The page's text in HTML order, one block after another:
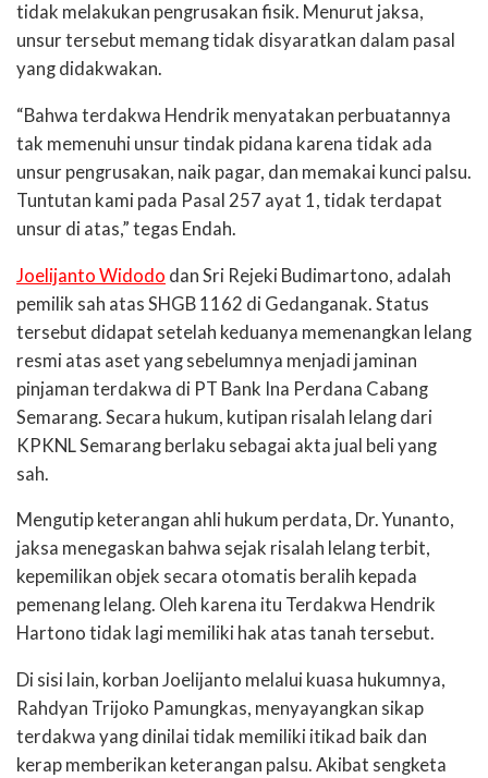
tidak melakukan pengrusakan fisik. Menurut jaksa,
unsur tersebut memang tidak disyaratkan dalam pasal
yang didakwakan.
“Bahwa terdakwa Hendrik menyatakan perbuatannya
tak memenuhi unsur tindak pidana karena tidak ada
unsur pengrusakan, naik pagar, dan memakai kunci palsu.
Tuntutan kami pada Pasal 257 ayat 1, tidak terdapat
unsur di atas,” tegas Endah.
Joelijanto Widodo dan Sri Rejeki Budimartono, adalah
pemilik sah atas SHGB 1162 di Gedanganak. Status
tersebut didapat setelah keduanya memenangkan lelang
resmi atas aset yang sebelumnya menjadi jaminan
pinjaman terdakwa di PT Bank Ina Perdana Cabang
Semarang. Secara hukum, kutipan risalah lelang dari
KPKNL Semarang berlaku sebagai akta jual beli yang
sah.
Mengutip keterangan ahli hukum perdata, Dr. Yunanto,
jaksa menegaskan bahwa sejak risalah lelang terbit,
kepemilikan objek secara otomatis beralih kepada
pemenang lelang. Oleh karena itu Terdakwa Hendrik
Hartono tidak lagi memiliki hak atas tanah tersebut.
Di sisi lain, korban Joelijanto melalui kuasa hukumnya,
Rahdyan Trijoko Pamungkas, menyayangkan sikap
terdakwa yang dinilai tidak memiliki itikad baik dan
kerap memberikan keterangan palsu. Akibat sengketa